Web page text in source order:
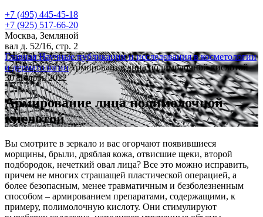
+7 (495) 445-45-18
+7 (925) 517-66-20
Москва, Земляной
вал д. 52/16, стр. 2
ГлавнаяНаучные публикации и исследования в косметологии
и дерматологииАрмирование лица полимолочной кислотой
30 Ноябрь 2022
Армирование лица полимолочной
кислотой
Вы смотрите в зеркало и вас огорчают появившиеся
морщины, брыли, дряблая кожа, отвисшие щеки, второй
подбородок, нечеткий овал лица? Все это можно исправить,
причем не многих страшащей пластической операцией, а
более безопасным, менее травматичным и безболезненным
способом – армированием препаратами, содержащими, к
примеру, полимолочную кислоту. Они стимулируют